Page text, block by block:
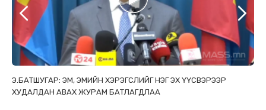
Э.БАТШУГАР: ЭМ, ЭМИЙН ХЭРЭГСЛИЙГ НЭГ ЭХ ҮҮСВЭРЭЭР
ХУДАЛДАН АВАХ ЖУРАМ БАТЛАГДЛАА